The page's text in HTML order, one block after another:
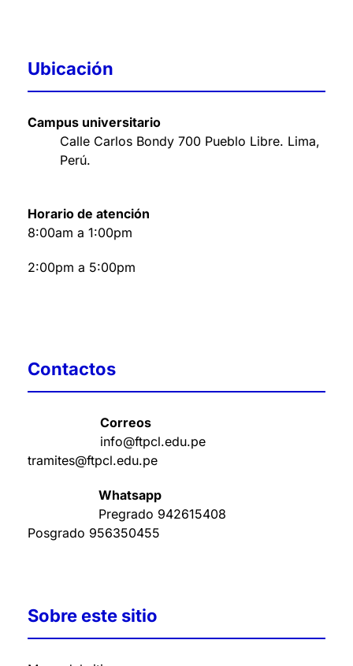
Ubicación
Campus universitario
Calle Carlos Bondy 700 Pueblo Libre. Lima,
Perú.
Horario de atención
8:00am a 1:00pm
2:00pm a 5:00pm
Contactos
Correos
info@ftpcl.edu.pe
tramites@ftpcl.edu.pe
Whatsapp
Pregrado 942615408
Posgrado 956350455
Sobre este sitio